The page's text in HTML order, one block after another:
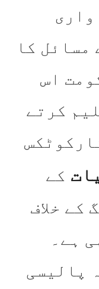
مسائل کا
اس
کرتے
کے
کے خلاف
ہے۔
پالیسی